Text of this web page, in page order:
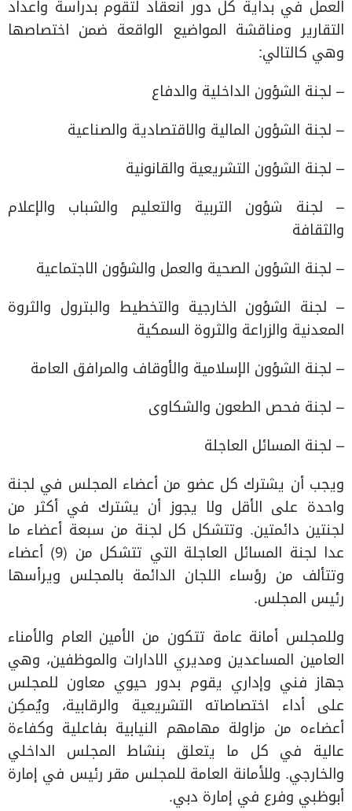
العمل في بداية كل دور انعقاد لتقوم بدراسة واعداد
التقارير ومناقشة المواضيع الواقعة ضمن اختصاصها
وهي كالتالي:
– لجنة الشؤون الداخلية والدفاع
– لجنة الشؤون المالية والاقتصادية والصناعية
– لجنة الشؤون التشريعية والقانونية
– لجنة شؤون التربية والتعليم والشباب والإعلام
والثقافة
– لجنة الشؤون الصحية والعمل والشؤون الاجتماعية
– لجنة الشؤون الخارجية والتخطيط والبترول والثروة
المعدنية والزراعة والثروة السمكية
– لجنة الشؤون الإسلامية والأوقاف والمرافق العامة
– لجنة فحص الطعون والشكاوى
– لجنة المسائل العاجلة
ويجب أن يشترك كل عضو من أعضاء المجلس في لجنة
واحدة على الأقل ولا يجوز أن يشترك في أكثر من
لجنتين دائمتين. وتتشكل كل لجنة من سبعة أعضاء ما
عدا لجنة المسائل العاجلة التي تتشكل من (9) أعضاء
وتتألف من رؤساء اللجان الدائمة بالمجلس ويرأسها
رئيس المجلس.
وللمجلس أمانة عامة تتكون من الأمين العام والأمناء
العامين المساعدين ومديري الادارات والموظفين، وهي
جهاز فني وإداري يقوم بدور حيوي معاون للمجلس
على أداء اختصاصاته التشريعية والرقابية، ويُمكِن
أعضاءه من مزاولة مهامهم النيابية بفاعلية وكفاءة
عالية في كل ما يتعلق بنشاط المجلس الداخلي
والخارجي. وللأمانة العامة للمجلس مقر رئيس في إمارة
أبوظبي وفرع في إمارة دبي.